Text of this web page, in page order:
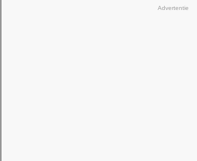
Advertentie